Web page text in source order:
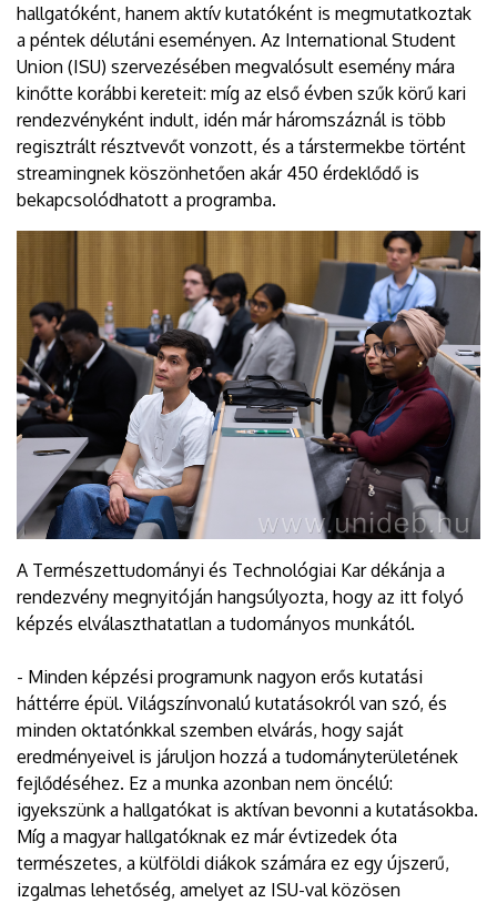
hallgatóként, hanem aktív kutatóként is megmutatkoztak
a péntek délutáni eseményen. Az International Student
Union (ISU) szervezésében megvalósult esemény mára
kinőtte korábbi kereteit: míg az első évben szűk körű kari
rendezvényként indult, idén már háromszáznál is több
regisztrált résztvevőt vonzott, és a társtermekbe történt
streamingnek köszönhetően akár 450 érdeklődő is
bekapcsolódhatott a programba.
A Természettudományi és Technológiai Kar dékánja a
rendezvény megnyitóján hangsúlyozta, hogy az itt folyó
képzés elválaszthatatlan a tudományos munkától.
- Minden képzési programunk nagyon erős kutatási
háttérre épül. Világszínvonalú kutatásokról van szó, és
minden oktatónkkal szemben elvárás, hogy saját
eredményeivel is járuljon hozzá a tudományterületének
fejlődéséhez. Ez a munka azonban nem öncélú:
igyekszünk a hallgatókat is aktívan bevonni a kutatásokba.
Míg a magyar hallgatóknak ez már évtizedek óta
természetes, a külföldi diákok számára ez egy újszerű,
izgalmas lehetőség, amelyet az ISU-val közösen